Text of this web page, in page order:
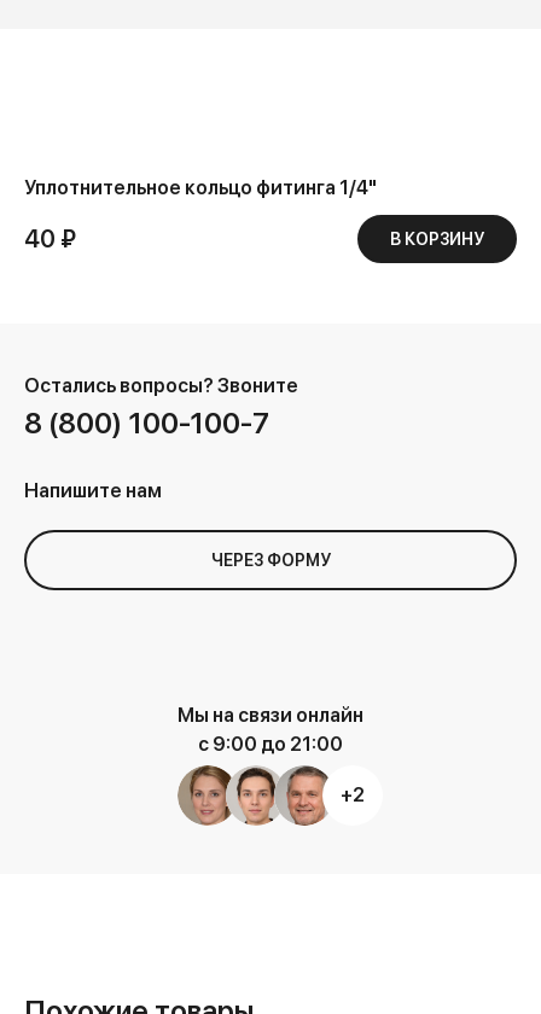
Уплотнительное кольцо фитинга 1/4"
40 ₽ В КОРЗИНУ
Остались вопросы? Звоните
8 (800) 100-100-7
Напишите нам
ЧЕРЕЗ ФОРМУ
Мы на связи онлайн
с 9:00 до 21:00
+2